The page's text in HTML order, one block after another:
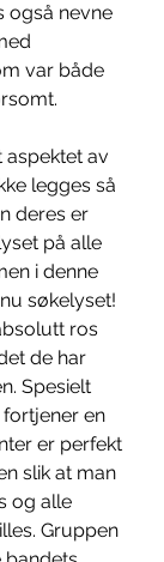
også nevne
var både
aspektet av
legges så
deres er
på alle
i denne
søkelyset!
ros
de har
Spesielt
en
er perfekt
slik at man
og alle
Gruppen